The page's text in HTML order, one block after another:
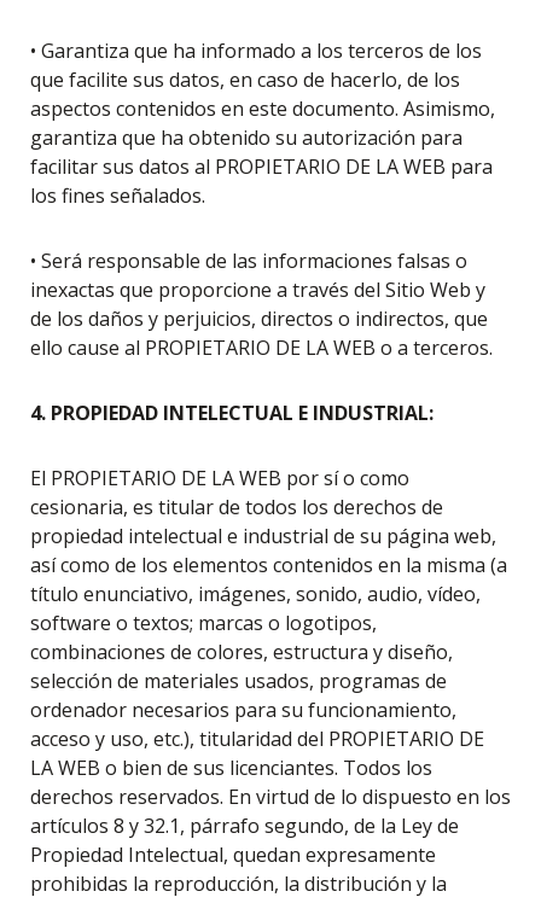
• Garantiza que ha informado a los terceros de los
que facilite sus datos, en caso de hacerlo, de los
aspectos contenidos en este documento. Asimismo,
garantiza que ha obtenido su autorización para
facilitar sus datos al PROPIETARIO DE LA WEB para
los fines señalados.
• Será responsable de las informaciones falsas o
inexactas que proporcione a través del Sitio Web y
de los daños y perjuicios, directos o indirectos, que
ello cause al PROPIETARIO DE LA WEB o a terceros.
4. PROPIEDAD INTELECTUAL E INDUSTRIAL:
El PROPIETARIO DE LA WEB por sí o como
cesionaria, es titular de todos los derechos de
propiedad intelectual e industrial de su página web,
así como de los elementos contenidos en la misma (a
título enunciativo, imágenes, sonido, audio, vídeo,
software o textos; marcas o logotipos,
combinaciones de colores, estructura y diseño,
selección de materiales usados, programas de
ordenador necesarios para su funcionamiento,
acceso y uso, etc.), titularidad del PROPIETARIO DE
LA WEB o bien de sus licenciantes. Todos los
derechos reservados. En virtud de lo dispuesto en los
artículos 8 y 32.1, párrafo segundo, de la Ley de
Propiedad Intelectual, quedan expresamente
prohibidas la reproducción, la distribución y la